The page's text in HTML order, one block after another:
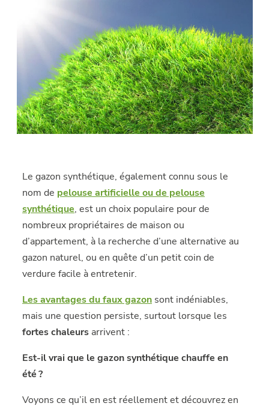
Le gazon synthétique, également connu sous le
nom de pelouse artificielle ou de pelouse
synthétique, est un choix populaire pour de
nombreux propriétaires de maison ou
d’appartement, à la recherche d’une alternative au
gazon naturel, ou en quête d’un petit coin de
verdure facile à entretenir.
Les avantages du faux gazon sont indéniables,
mais une question persiste, surtout lorsque les
fortes chaleurs arrivent :
Est-il vrai que le gazon synthétique chauffe en
été ?
Voyons ce qu’il en est réellement et découvrez en